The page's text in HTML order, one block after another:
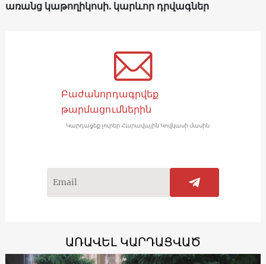
առանց կաթողիկոսի. կարևոր դրվագներ
Բաժանորդագրվեք
թարմացումներին
Կարդացեք լուրեր Հարավային Կովկասի մասին
ԱՌԱՎԵԼ ԿԱՐԴԱՑՎԱԾ